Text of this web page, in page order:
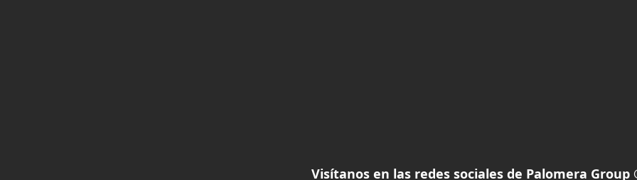
Visítanos en las redes sociales de Palomera Group